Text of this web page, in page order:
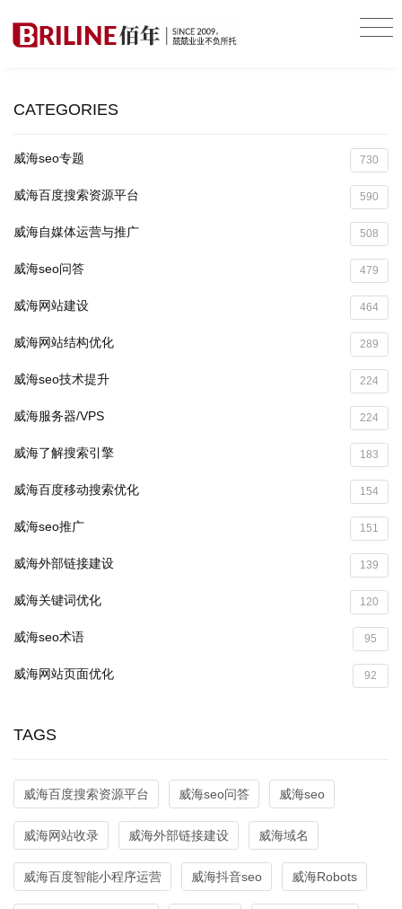
CATEGORIES
威海seo专题 730
威海百度搜索资源平台 590
威海自媒体运营与推广 508
威海seo问答 479
威海网站建设 464
威海网站结构优化 289
威海seo技术提升 224
威海服务器/VPS 224
威海了解搜索引擎 183
威海百度移动搜索优化 154
威海seo推广 151
威海外部链接建设 139
威海关键词优化 120
威海seo术语 95
威海网站页面优化 92
TAGS
威海百度搜索资源平台 威海seo问答 威海seo
威海网站收录 威海外部链接建设 威海域名
威海百度智能小程序运营 威海抖音seo 威海Robots